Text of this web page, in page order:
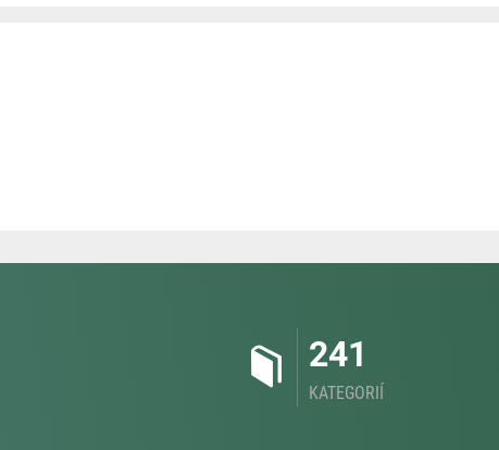
241
KATEGORIÍ